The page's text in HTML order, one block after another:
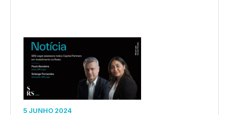
5 JUNHO 2024